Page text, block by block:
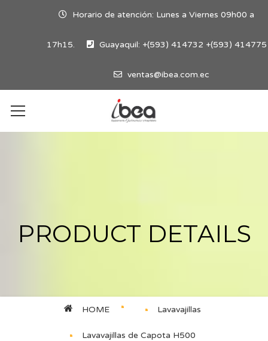
Horario de atención: Lunes a Viernes 09h00 a
17h15. Guayaquil: +(593) 414732 +(593) 414775
ventas@ibea.com.ec
PRODUCT DETAILS
HOME Lavavajillas
Lavavajillas de Capota H500